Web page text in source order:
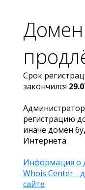
Срок
закончился
регистрацию
иначе домен
Интернета.
Информация о
Whois Center -
сайте